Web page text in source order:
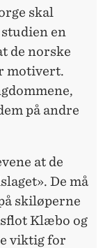
skal
en
de norske
motivert.
på andre
at de
De må
skiløperne
Klæbo og
viktig for